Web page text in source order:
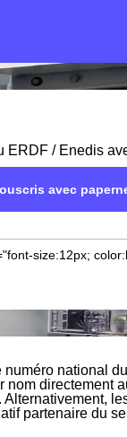
ERDF / Enedis
avec
size:12px;
national
directement
partenaire du